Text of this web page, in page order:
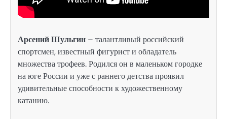
Арсений Шульгин – талантливый российский
спортсмен, известный фигурист и обладатель
множества трофеев. Родился он в маленьком городке
на юге России и уже с раннего детства проявил
удивительные способности к художественному
катанию.